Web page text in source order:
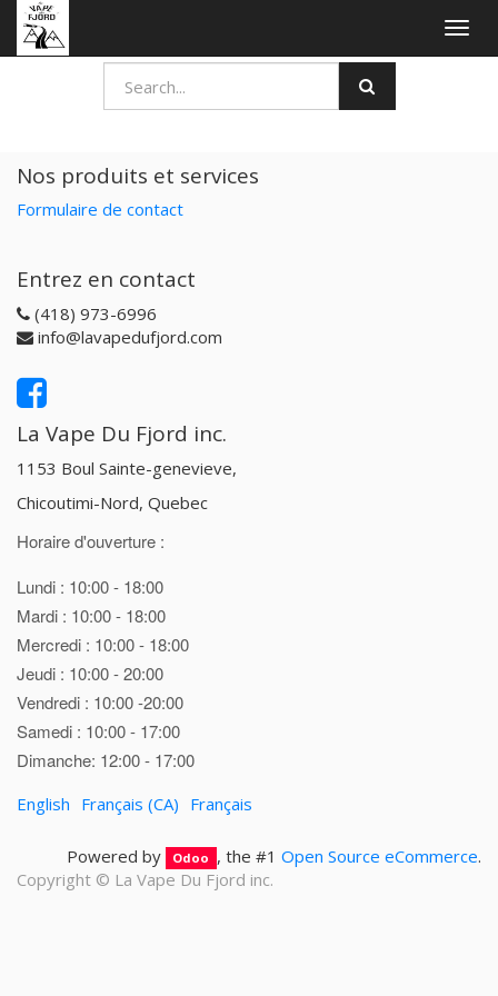
Nos produits et services
Formulaire de contact
Entrez en contact
(418) 973-6996
info@lavapedufjord.com
La Vape Du Fjord inc.
1153 Boul Sainte-genevieve,
Chicoutimi-Nord, Quebec
Horaire d'ouverture :
Lundi : 10:00 - 18:00
Mardi : 10:00 - 18:00
Mercredi : 10:00 - 18:00
Jeudi : 10:00 - 20:00
Vendredi : 10:00 -20:00
Samedi : 10:00 - 17:00
Dimanche: 12:00 - 17:00
English Français (CA) Français
Powered by Odoo , the #1 Open Source eCommerce.
Copyright © La Vape Du Fjord inc.